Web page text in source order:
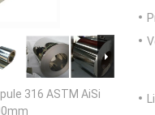
316 ASTM AiSi